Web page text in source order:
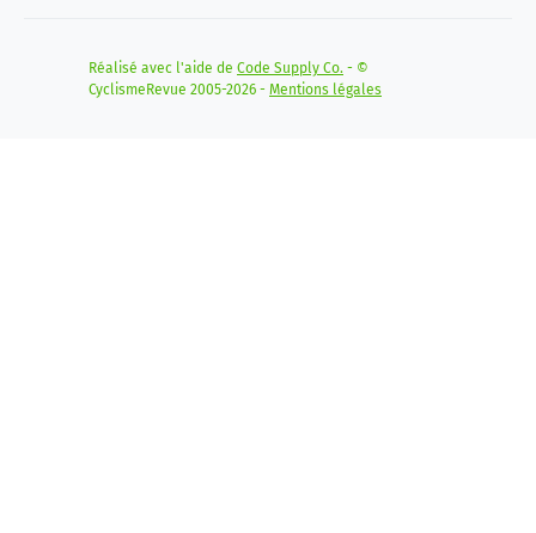
Réalisé avec l'aide de Code Supply Co. - ©
CyclismeRevue 2005-2026 - Mentions légales